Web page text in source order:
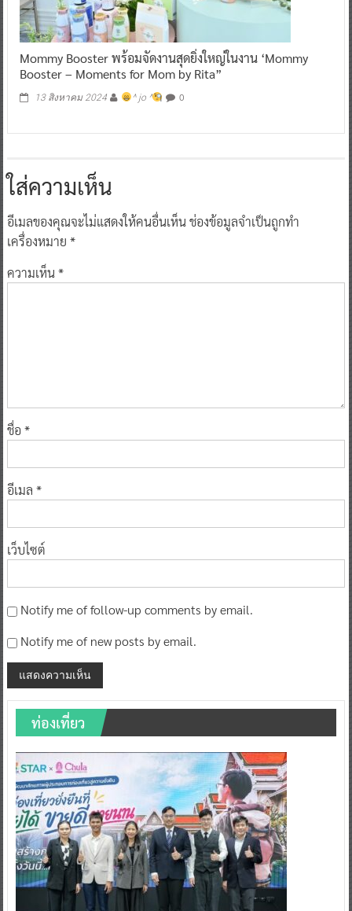
Mommy Booster พร้อมจัดงานสุดยิ่งใหญ่ในงาน ‘Mommy
Booster – Moments for Mom by Rita”
13 สิงหาคม 2024 ^ jo ^ 0
ใส่ความเห็น
อีเมลของคุณจะไม่แสดงให้คนอื่นเห็นช่องข้อมูลจำเป็นถูกทำ
เครื่องหมาย *
ความเห็น*
ชื่อ *
อีเมล *
เว็บไซต์
Notify me of follow-up comments by email.
Notify me of new posts by email.
ท่องเที่ยว